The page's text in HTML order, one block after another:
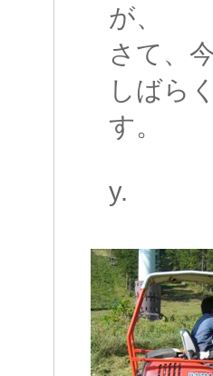
が、
さて、
しばら
す。
y.